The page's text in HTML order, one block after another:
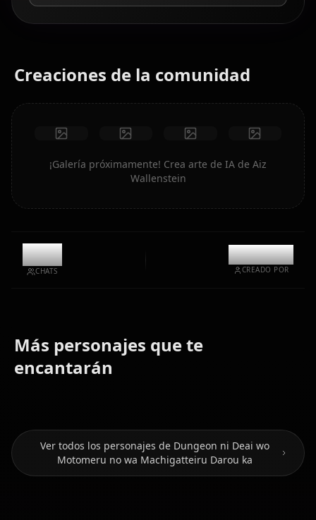
Creaciones de la comunidad
¡Galería próximamente! Crea arte de IA de Aiz
Wallenstein
6k
CHATS
@kanashi
CREADO POR
Más personajes que te
encantarán
Ver todos los personajes de Dungeon ni Deai wo
Motomeru no wa Machigatteiru Darou ka